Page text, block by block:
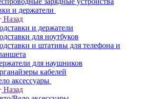
и держатели
Назад
и держатели
для ноутбуков
и штативы для телефона и
для наушников
кабелей
аксессуары
Назад